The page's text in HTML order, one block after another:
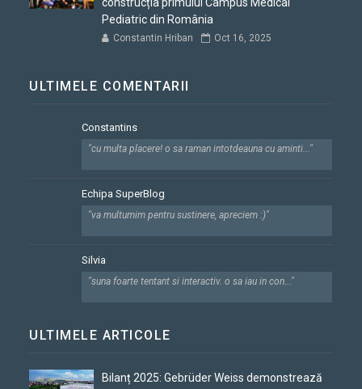
Pediatric din România
Constantin Hriban Oct 16, 2025
ULTIMELE COMENTARII
Constantins
"cu multa placere! o sa raman intotdeauna cu aminti..."
Echipa SuperBlog
"va multumim pentru sustinere, apreciem :)"
Silvia
"suna foarte tentant si interactiv. o sa iau in con..."
ULTIMELE ARTICOLE
Bilanț 2025: Gebrüder Weiss demonstrează